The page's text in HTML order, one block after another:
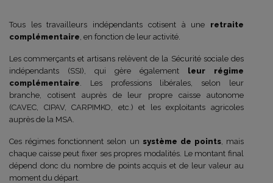
Tous les travailleurs indépendants cotisent à une retraite
complémentaire , en fonction de leur activité.
Les commerçants et artisans relèvent de la Sécurité sociale des
indépendants (SSI), qui gère également leur régime
complémentaire . Les professions libérales, selon leur
branche, cotisent auprès de leur propre caisse autonome
(CAVEC, CIPAV, CARPIMKO, etc.) et les exploitants agricoles
auprès de la MSA.
Ces régimes fonctionnent selon un système de points, mais
chaque caisse peut fixer ses propres modalités. Le montant final
dépend donc du nombre de points acquis et de leur valeur au
moment du départ.